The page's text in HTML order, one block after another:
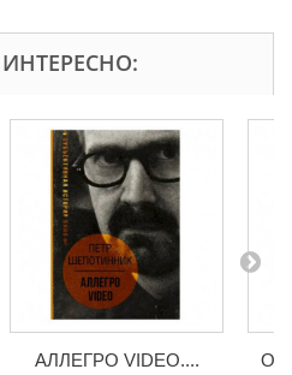
АЛЛЕГРО VIDEO....